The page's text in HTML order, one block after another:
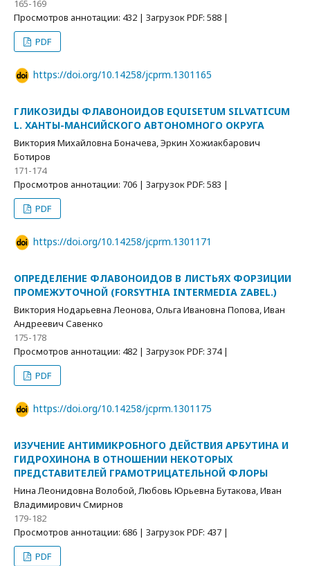
165-169
Просмотров аннотации: 432 | Загрузок PDF: 588 |
PDF
https://doi.org/10.14258/jcprm.1301165
ГЛИКОЗИДЫ ФЛАВОНОИДОВ EQUISETUM SILVATICUM
L. ХАНТЫ-МАНСИЙСКОГО АВТОНОМНОГО ОКРУГА
Виктория Михайловна Боначева, Эркин Хожиакбарович
Ботиров
171-174
Просмотров аннотации: 706 | Загрузок PDF: 583 |
PDF
https://doi.org/10.14258/jcprm.1301171
ОПРЕДЕЛЕНИЕ ФЛАВОНОИДОВ В ЛИСТЬЯХ ФОРЗИЦИИ
ПРОМЕЖУТОЧНОЙ (FORSYTHIA INTERMEDIA ZABEL.)
Виктория Нодарьевна Леонова, Ольга Ивановна Попова, Иван
Андреевич Савенко
175-178
Просмотров аннотации: 482 | Загрузок PDF: 374 |
PDF
https://doi.org/10.14258/jcprm.1301175
ИЗУЧЕНИЕ АНТИМИКРОБНОГО ДЕЙСТВИЯ АРБУТИНА И
ГИДРОХИНОНА В ОТНОШЕНИИ НЕКОТОРЫХ
ПРЕДСТАВИТЕЛЕЙ ГРАМОТРИЦАТЕЛЬНОЙ ФЛОРЫ
Нина Леонидовна Волобой, Любовь Юрьевна Бутакова, Иван
Владимирович Смирнов
179-182
Просмотров аннотации: 686 | Загрузок PDF: 437 |
PDF